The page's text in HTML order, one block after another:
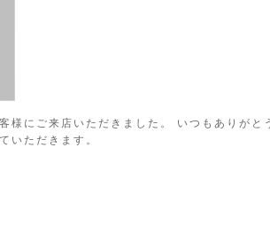
様にご来店いただきました。 いつもありがと
いただきます。